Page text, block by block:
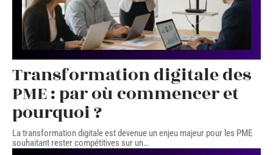
Transformation digitale des
PME : par où commencer et
pourquoi ?
La transformation digitale est devenue un enjeu majeur pour les PME
souhaitant rester compétitives sur un…